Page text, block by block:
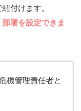
付けます。
署を設定できま
機管理責任者と